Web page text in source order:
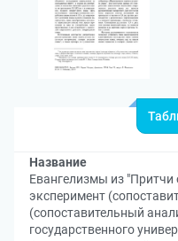
Название
Евангелизмы из "Притчи
эксперимент
(сопоставительный
государственного